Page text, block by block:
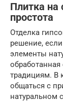
Плитка на
простота
Отделка
решение,
элементы
традициям. В
общаться с
натуральном